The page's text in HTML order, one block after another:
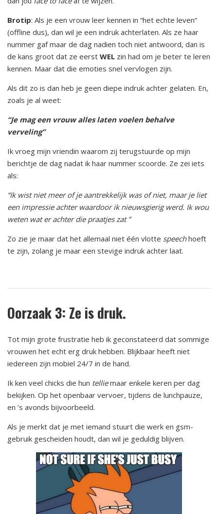
Brotip: Als je een vrouw leer kennen in “het echte leven”
(offline dus), dan wil je een indruk achterlaten. Als ze haar
nummer gaf maar de dag nadien toch niet antwoord, dan is
de kans groot dat ze eerst WEL zin had om je beter te leren
kennen. Maar dat die emoties snel vervlogen zijn.
Als dit zo is dan heb je geen diepe indruk achter gelaten. En,
zoals je al weet:
“Je mag een vrouw alles laten voelen behalve
verveling”
Ik vroeg mijn vriendin waarom zij terugstuurde op mijn
berichtje de dag nadat ik haar nummer scoorde. Ze zei iets
als:
“Ik wist niet meer of je aantrekkelijk was of niet, maar je liet
een impressie achter waardoor ik nieuwsgierig werd. Ik wou
weten wat er achter die praatjes zat ”
Zo zie je maar dat het allemaal niet één vlotte speechhoeft
te zijn, zolang je maar een stevige indruk achter laat.
Oorzaak 3: Ze is druk.
Tot mijn grote frustratie heb ik geconstateerd dat sommige
vrouwen het echt erg druk hebben. Blijkbaar heeft niet
iedereen zijn mobiel 24/7 in de hand.
Ik ken veel chicks die hun telliemaar enkele keren per dag
bekijken. Op het openbaar vervoer, tijdens de lunchpauze,
en ’s avonds bijvoorbeeld.
Als je merkt dat je met iemand stuurt die werk en gsm-
gebruik gescheiden houdt, dan wil je geduldig blijven.